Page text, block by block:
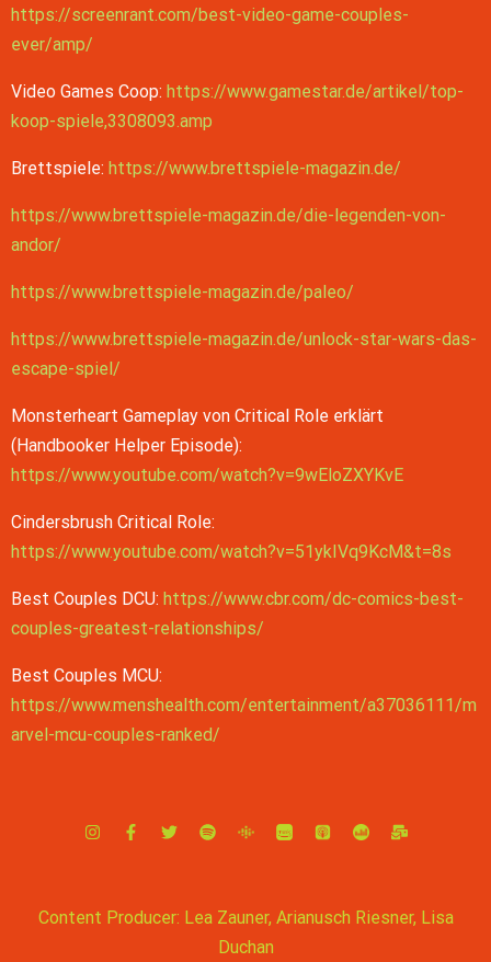
https://screenrant.com/best-video-game-couples-
ever/amp/
Video Games Coop: https://www.gamestar.de/artikel/top-
koop-spiele,3308093.amp
Brettspiele: https://www.brettspiele-magazin.de/
https://www.brettspiele-magazin.de/die-legenden-von-
andor/
https://www.brettspiele-magazin.de/paleo/
https://www.brettspiele-magazin.de/unlock-star-wars-das-
escape-spiel/
Monsterheart Gameplay von Critical Role erklärt
(Handbooker Helper Episode):
https://www.youtube.com/watch?v=9wEloZXYKvE
Cindersbrush Critical Role:
https://www.youtube.com/watch?v=51ykIVq9KcM&t=8s
Best Couples DCU: https://www.cbr.com/dc-comics-best-
couples-greatest-relationships/
Best Couples MCU:
https://www.menshealth.com/entertainment/a37036111/m
arvel-mcu-couples-ranked/
Content Producer: Lea Zauner, Arianusch Riesner, Lisa
Duchan